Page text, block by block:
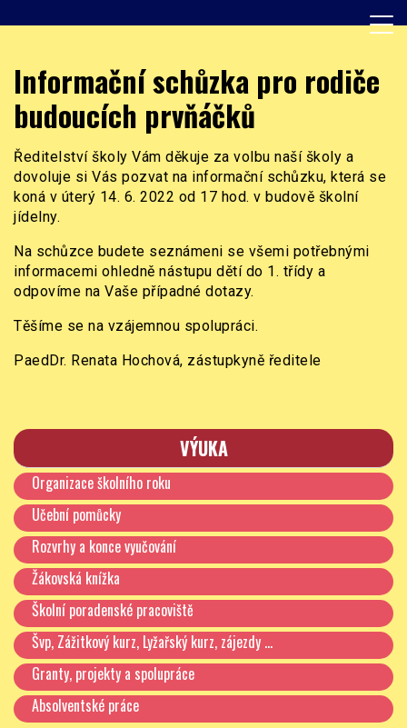
to
ZŠ Burešova
Informační schůzka pro rodiče
budoucích prvňáčků
Ředitelství školy Vám děkuje za volbu naší školy a
dovoluje si Vás pozvat na informační schůzku, která se
koná v úterý 14. 6. 2022 od 17 hod. v budově školní
jídelny.
Na schůzce budete seznámeni se všemi potřebnými
informacemi ohledně nástupu dětí do 1. třídy a
odpovíme na Vaše případné dotazy.
Těšíme se na vzájemnou spolupráci.
PaedDr. Renata Hochová, zástupkyně ředitele
VÝUKA
Organizace školního roku
Učební pomůcky
Rozvrhy a konce vyučování
Žákovská knížka
Školní poradenské pracoviště
Švp, Zážitkový kurz, Lyžařský kurz, zájezdy …
Granty, projekty a spolupráce
Absolventské práce